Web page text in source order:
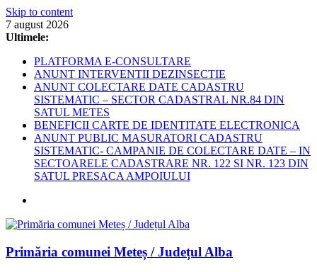
Skip to content
7 august 2026
Ultimele:
PLATFORMA E-CONSULTARE
ANUNT INTERVENTII DEZINSECTIE
ANUNT COLECTARE DATE CADASTRU
SISTEMATIC – SECTOR CADASTRAL NR.84 DIN
SATUL METES
BENEFICII CARTE DE IDENTITATE ELECTRONICA
ANUNT PUBLIC MASURATORI CADASTRU
SISTEMATIC- CAMPANIE DE COLECTARE DATE – IN
SECTOARELE CADASTRARE NR. 122 SI NR. 123 DIN
SATUL PRESACA AMPOIULUI
Primăria comunei Meteș / Județul Alba